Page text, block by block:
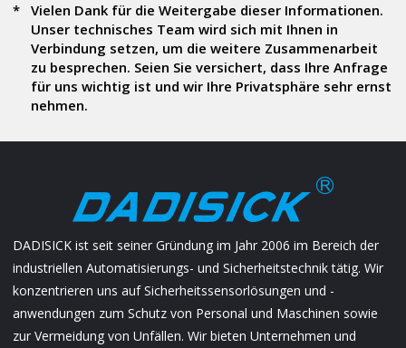
Vielen Dank für die Weitergabe dieser Informationen.
Unser technisches Team wird sich mit Ihnen in
Verbindung setzen, um die weitere Zusammenarbeit
zu besprechen. Seien Sie versichert, dass Ihre Anfrage
für uns wichtig ist und wir Ihre Privatsphäre sehr ernst
nehmen.
DADISICK ist seit seiner Gründung im Jahr 2006 im Bereich der
industriellen Automatisierungs- und Sicherheitstechnik tätig. Wir
konzentrieren uns auf Sicherheitssensorlösungen und -
anwendungen zum Schutz von Personal und Maschinen sowie
zur Vermeidung von Unfällen. Wir bieten Unternehmen und